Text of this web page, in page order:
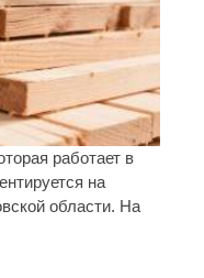
работает в
на
области. На